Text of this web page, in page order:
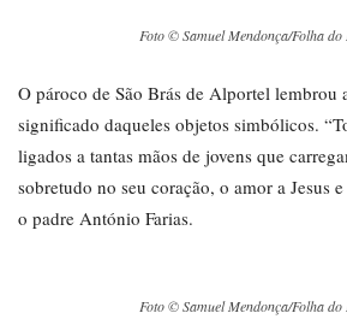
Foto © Samuel Mendonça/Folha
O pároco de São Brás de Alportel lembrou
significado daqueles objetos simbólicos.
ligados a tantas mãos de jovens que
sobretudo no seu coração, o amor a Jesus
o padre António Farias.
Foto © Samuel Mendonça/Folha